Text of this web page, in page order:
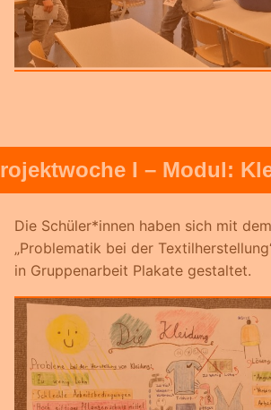
I – Modul:
Die Schüler*innen haben sich mit
„Problematik bei der
in Gruppenarbeit Plakate gestaltet.